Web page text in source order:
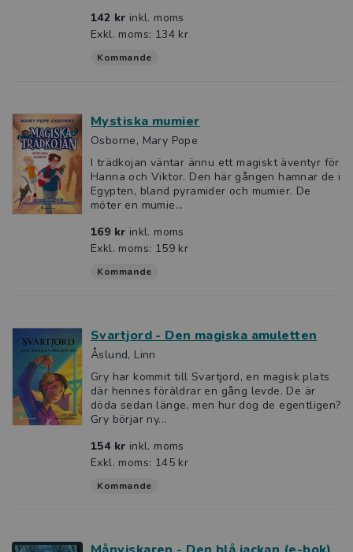
142 kr inkl. moms
Exkl. moms: 134 kr
Kommande
Mystiska mumier
Osborne, Mary Pope
I trädkojan väntar ännu ett magiskt äventyr för
Hanna och Viktor. Den här gången hamnar de i
Egypten, bland pyramider och mumier. De
möter en mumie...
169 kr inkl. moms
Exkl. moms: 159 kr
Kommande
Svartjord - Den magiska amuletten
Åslund, Linn
Gry har kommit till Svartjord, en magisk plats
där hennes föräldrar en gång levde. De är
döda sedan länge, men hur dog de egentligen?
Gry börjar ny...
154 kr inkl. moms
Exkl. moms: 145 kr
Kommande